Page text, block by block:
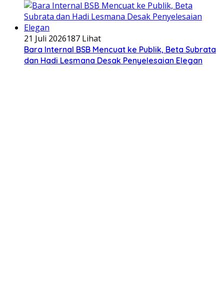
21 Juli 2026187 Lihat
Bara Internal BSB Mencuat ke Publik, Beta Subrata
dan Hadi Lesmana Desak Penyelesaian Elegan